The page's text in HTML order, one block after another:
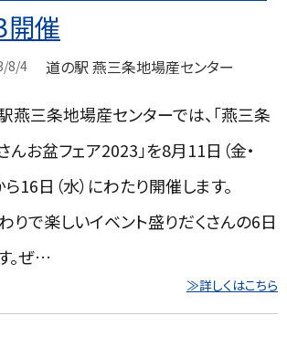
開催
8/4 道の駅 燕三条地場産センター
燕三条地場産センターでは、「燕三条
んお盆フェア2023」を8月11日（金・
ら16日（水）にわたり開催します。
りで楽しいイベント盛りだくさんの6日
。ぜ…
≫詳しくはこちら